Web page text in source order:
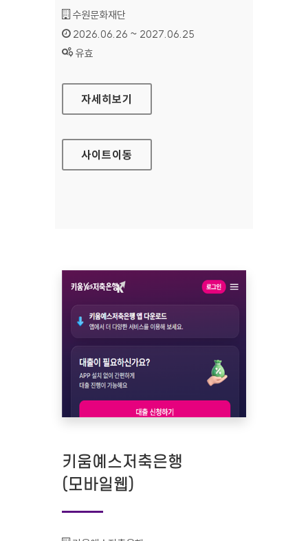
기관명 :
수원문화재단
인증기간 :
2026.06.26 ~ 2027.06.25
상태 :
유효
문화도시 수원
자세히보기
사이트이동
키움예스저축은행
(모바일웹)